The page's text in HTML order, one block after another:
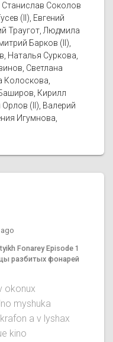
Соколов
(II), Евгений
Траугот, Людмила
Барков (II),
Наталья Суркова,
Светлана
Колоскова,
Кирилл
(II), Валерий
Игумнова,
Fonarey Episode 1
разбитых фонарей
okonux
myshuka
a v lyshax
kino